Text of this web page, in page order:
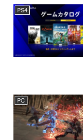
PS4
PC